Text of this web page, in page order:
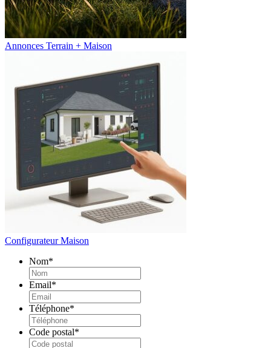
Annonces Terrain + Maison
Configurateur Maison
Nom*
Email*
Téléphone*
Code postal*